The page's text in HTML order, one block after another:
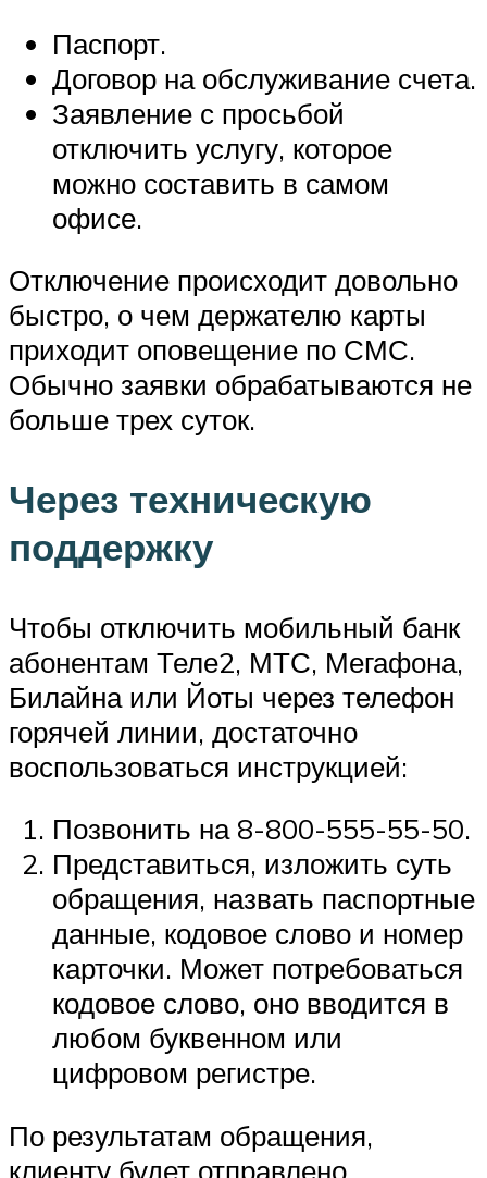
Паспорт.
Договор на обслуживание счета.
Заявление с просьбой
отключить услугу, которое
можно составить в самом
офисе.
Отключение происходит довольно
быстро, о чем держателю карты
приходит оповещение по СМС.
Обычно заявки обрабатываются не
больше трех суток.
Через техническую
поддержку
Чтобы отключить мобильный банк
абонентам Теле2, МТС, Мегафона,
Билайна или Йоты через телефон
горячей линии, достаточно
воспользоваться инструкцией:
Позвонить на 8-800-555-55-50.
Представиться, изложить суть
обращения, назвать паспортные
данные, кодовое слово и номер
карточки. Может потребоваться
кодовое слово, оно вводится в
любом буквенном или
цифровом регистре.
По результатам обращения,
клиенту будет отправлено